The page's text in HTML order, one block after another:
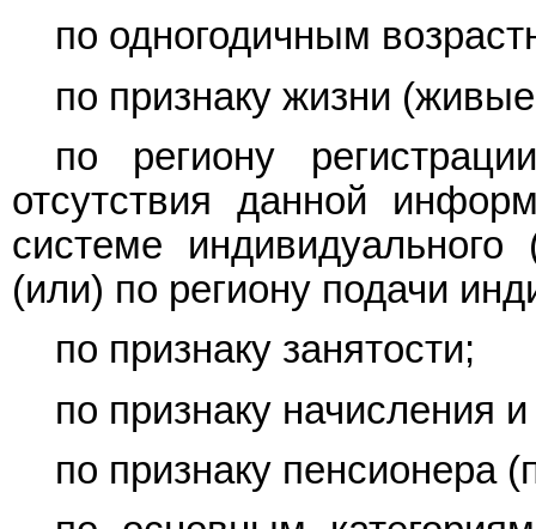
по одногодичным
по признаку жизни
по региону
отсутствия данной
системе
(или) по региону подачи
по признаку занятости;
по признаку начисления
по признаку пенсионера